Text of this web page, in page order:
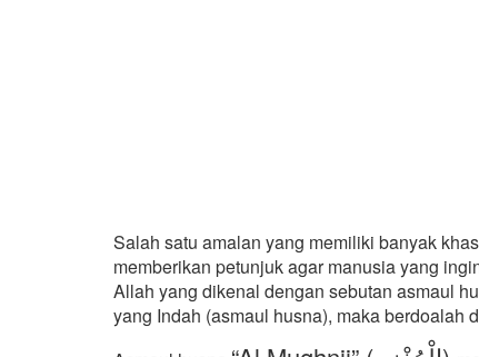
Salah satu amalan yang memiliki banyak
memberikan petunjuk agar manusia yang
Allah yang dikenal dengan sebutan asmaul
yang Indah (asmaul husna), maka berdoalah